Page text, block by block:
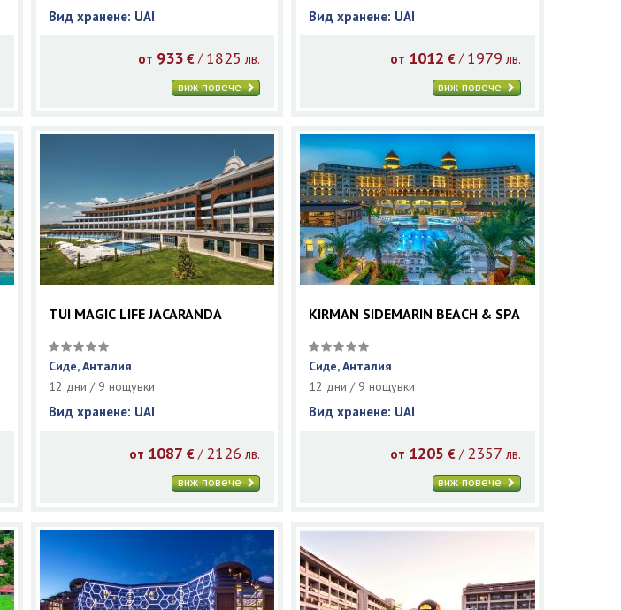
Вид хранене: UAI
от 933 € / 1825 лв.
виж повече
Вид хранене: UAI
от 1012 € / 1979 лв.
виж повече
TUI MAGIC LIFE JACARANDA
Сиде, Анталия
12 дни / 9 нощувки
Вид хранене: UAI
от 1087 € / 2126 лв.
виж повече
KIRMAN SIDEMARIN BEACH & SPA
Сиде, Анталия
12 дни / 9 нощувки
Вид хранене: UAI
от 1205 € / 2357 лв.
виж повече